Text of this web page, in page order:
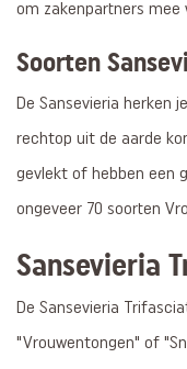
om zakenpartners mee
Soorten
De Sansevieria herken
rechtop uit de aarde
gevlekt of hebben een
ongeveer 70 soorten
Sansevieria
De Sansevieria
"Vrouwentongen" of